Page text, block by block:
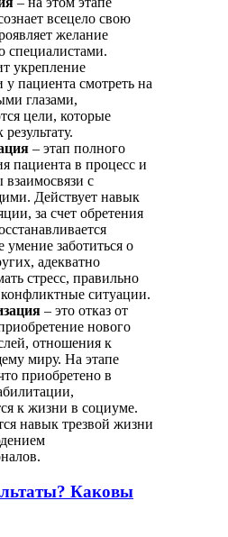
всецело свою
желание
специалистами.
укрепление
пациента смотреть на
глазами,
цели, которые
– этап полного
пациента в процесс и
с
Действует навык
за счет обретения
умение заботиться о
адекватно
стресс, правильно
конфликтные ситуации.
– это отказ от
нового
отношения к
миру. На этапе
приобретено в
к жизни в социуме.
навык трезвой жизни
Каковы